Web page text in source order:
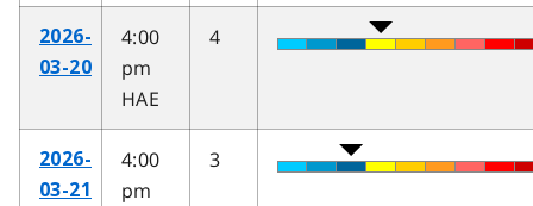
2026-
03-20
4:00
pm
HAE
4
2026-
03-21
4:00
pm
3